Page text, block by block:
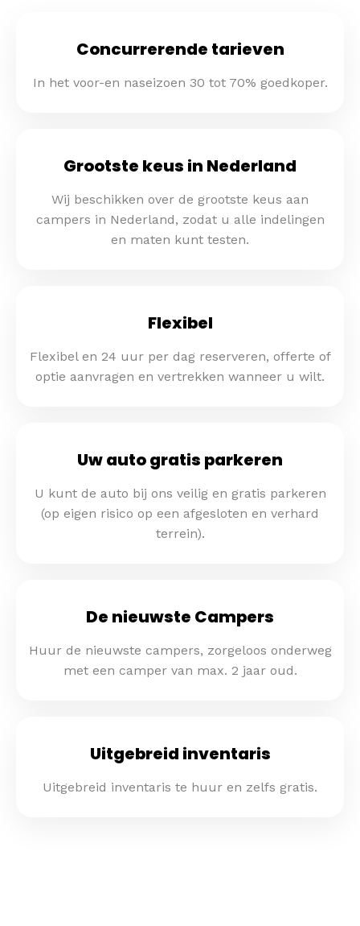
Concurrerende tarieven
In het voor-en naseizoen 30 tot 70% goedkoper.
Grootste keus in Nederland
Wij beschikken over de grootste keus aan
campers in Nederland, zodat u alle indelingen
en maten kunt testen.
Flexibel
Flexibel en 24 uur per dag reserveren, offerte of
optie aanvragen en vertrekken wanneer u wilt.
Uw auto gratis parkeren
U kunt de auto bij ons veilig en gratis parkeren
(op eigen risico op een afgesloten en verhard
terrein).
De nieuwste Campers
Huur de nieuwste campers, zorgeloos onderweg
met een camper van max. 2 jaar oud.
Uitgebreid inventaris
Uitgebreid inventaris te huur en zelfs gratis.